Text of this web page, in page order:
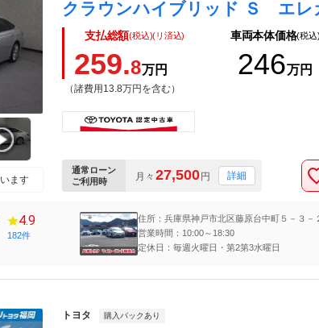
ます
支払総額(税込)(リ済込)
259.8万円
（諸費用13.8万円を含む）
車両本体価格(税込)
246万円
通常ローン
ご利用時
月々 27,500 円 詳細
4.9
182件
住所：兵庫県神戸市北区藤原台中町５－３－
営業時間：10:00～18:30
定休日：毎週火曜日・第2第3水曜日
トヨタ 購入パックあり